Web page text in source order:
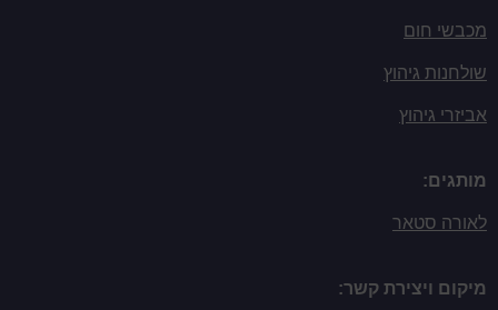
מכבשי חום
שולחנות גיהוץ
אביזרי גיהוץ
מותגים:
לאורה סטאר
מיקום ויצירת קשר: